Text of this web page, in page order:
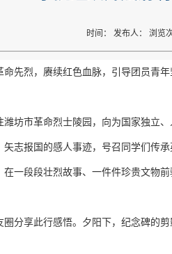
时间： 发布人： 浏览
先烈，赓续红色血脉，引导团员青
坊市革命烈士陵园，向为国家独立
志报国的感人事迹，号召同学们传
一段段壮烈故事、一件件珍贵文物
分享此行感悟。夕阳下，纪念碑的